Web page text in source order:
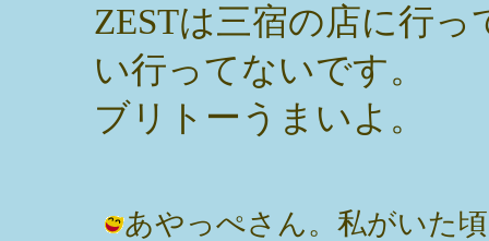
ZESTは三宿の店に行
い行ってないです。
ブリトーうまいよ。
あやっぺさん。私がいた